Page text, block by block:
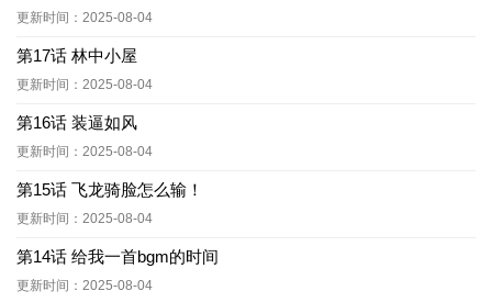
更新时间：2025-08-04
第17话 林中小屋
更新时间：2025-08-04
第16话 装逼如风
更新时间：2025-08-04
第15话 飞龙骑脸怎么输！
更新时间：2025-08-04
第14话 给我一首bgm的时间
更新时间：2025-08-04